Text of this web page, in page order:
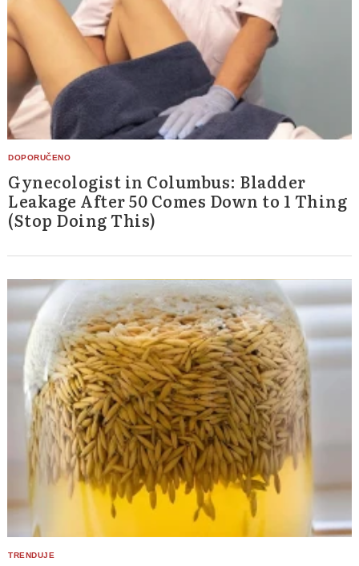
Gynecologist in Columbus: Bladder
Leakage After 50 Comes Down to 1 Thing
(Stop Doing This)